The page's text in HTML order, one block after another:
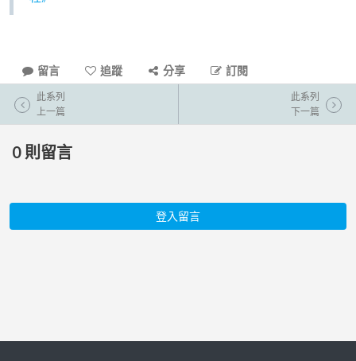
留言 追蹤 分享 訂閱
此系列
上一篇
此系列
下一篇
0 則留言
登入留言